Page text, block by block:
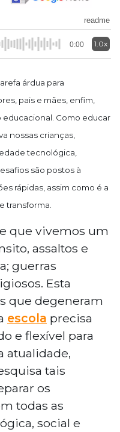
readme
0:00 1.0x
árdua para
pais e mães, enfim,
educacional. Como educar
nossas crianças,
tecnológica,
são postos à
rápidas, assim como é a
transforma.
que vivemos um
assaltos e
guerras
Esta
que degeneram
escola precisa
e flexível para
atualidade,
tais
os
todas as
social e